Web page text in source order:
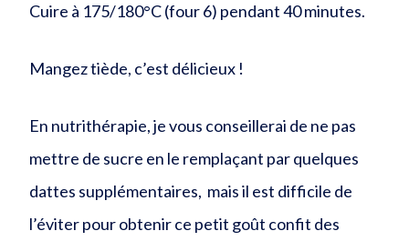
Cuire à 175/180°C (four 6) pendant 40 minutes.
Mangez tiède, c’est délicieux !
En nutrithérapie, je vous conseillerai de ne pas
mettre de sucre en le remplaçant par quelques
dattes supplémentaires, mais il est difficile de
l’éviter pour obtenir ce petit goût confit des